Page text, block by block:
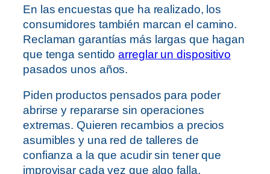
En las encuestas que ha realizado, los
consumidores también marcan el camino.
Reclaman garantías más largas que hagan
que tenga sentidoarreglar un dispositivo
pasados unos años.
Piden productos pensados para poder
abrirse y repararse sin operaciones
extremas. Quieren recambios a precios
asumibles y una red de talleres de
confianza a la que acudir sin tener que
improvisar cada vez que algo falla.